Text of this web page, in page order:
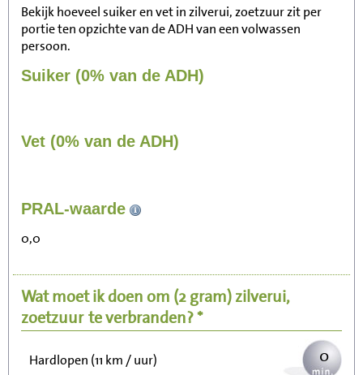
Bekijk hoeveel suiker en vet in zilverui, zoetzuur zit per
portie ten opzichte van de ADH van een volwassen
persoon.
Suiker (0% van de ADH)
Vet (0% van de ADH)
PRAL-waarde
0,0
Wat moet ik doen om (2 gram)zilverui,
zoetzuur te verbranden? *
Zitten, tv kijken
Wandelen (5 km/uur)
Hardlopen (11 km / uur) 0